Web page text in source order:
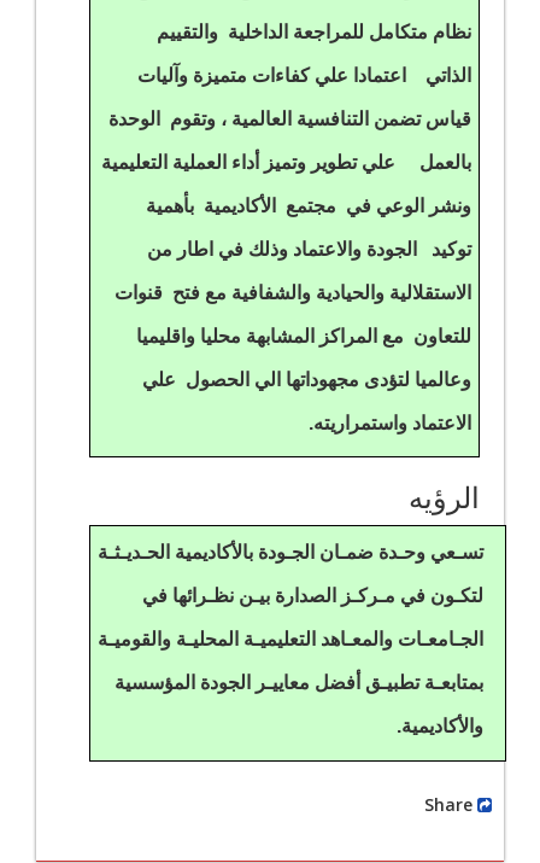
نظام متكامل للمراجعة الداخلية والتقييم
الذاتي اعتمادا علي كفاءات متميزة وآليات
قياس تضمن التنافسية العالمية ، وتقوم الوحدة
بالعمل علي تطوير وتميز أداء العملية التعليمية
ونشر الوعي في مجتمع الأكاديمية بأهمية
توكيد الجودة والاعتماد وذلك في اطار من
الاستقلالية والحيادية والشفافية مع فتح قنوات
للتعاون مع المراكز المشابهة محليا واقليميا
وعالميا لتؤدى مجهوداتها الي الحصول علي
الاعتماد واستمراريته.
الرؤيه
تسـعي وحـدة ضمـان الجـودة بالأكاديمية الحـديـثـة
لتكـون في مـركـز الصدارة بيـن نظـرائها في
الجـامعـات والمعـاهد التعليميـة المحليـة والقوميـة
بمتابعـة تطبيـق أفضل معاييـر الجودة المؤسسية
والأكاديمية.